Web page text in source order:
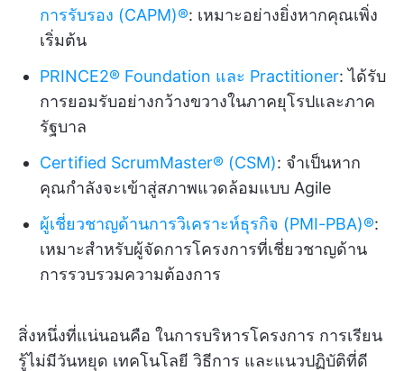
การรับรอง (CAPM)®: เหมาะอย่างยิ่งหากคุณเพิ่ง
เริ่มต้น
PRINCE2® Foundation และ Practitioner: ได้รับ
การยอมรับอย่างกว้างขวางในภาคยุโรปและภาค
รัฐบาล
Certified ScrumMaster® (CSM): จำเป็นหาก
คุณกำลังจะเข้าสู่สภาพแวดล้อมแบบ Agile
ผู้เชี่ยวชาญด้านการวิเคราะห์ธุรกิจ (PMI-PBA)®:
เหมาะสำหรับผู้จัดการโครงการที่เชี่ยวชาญด้าน
การรวบรวมความต้องการ
สิ่งหนึ่งที่แน่นอนคือ ในการบริหารโครงการ การเรียน
รู้ไม่มีวันหยุด เทคโนโลยี วิธีการ และแนวปฏิบัติที่ดี